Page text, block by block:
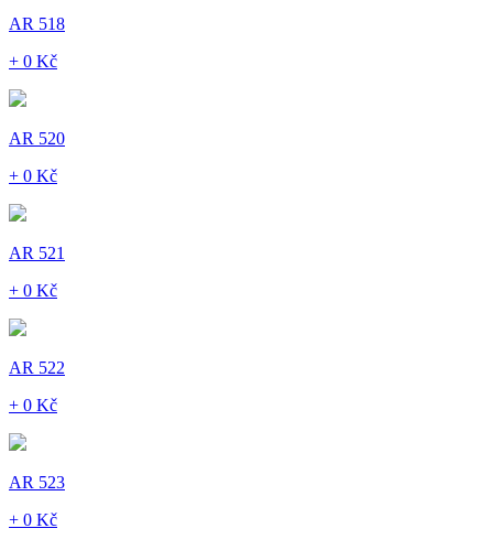
AR 518
+ 0 Kč
AR 520
+ 0 Kč
AR 521
+ 0 Kč
AR 522
+ 0 Kč
AR 523
+ 0 Kč